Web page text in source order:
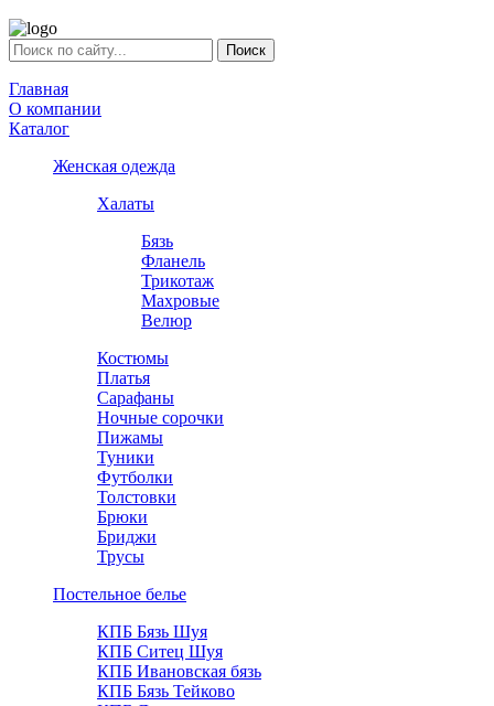
Главная
О компании
Каталог
Женская одежда
Халаты
Бязь
Фланель
Трикотаж
Махровые
Велюр
Костюмы
Платья
Сарафаны
Ночные сорочки
Пижамы
Туники
Футболки
Толстовки
Брюки
Бриджи
Трусы
Постельное белье
КПБ Бязь Шуя
КПБ Ситец Шуя
КПБ Ивановская бязь
КПБ Бязь Тейково